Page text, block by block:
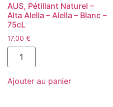
AUS, Pétillant Naturel –
Alta Alella – Alella – Blanc –
75cL
17,00 €
quantité
AUS,
Naturel
Ajouter au panier